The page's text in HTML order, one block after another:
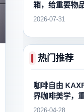
箱，给重要物
2026-07-31
热门推荐
咖啡自由
界咖啡美学，
2026-04-28